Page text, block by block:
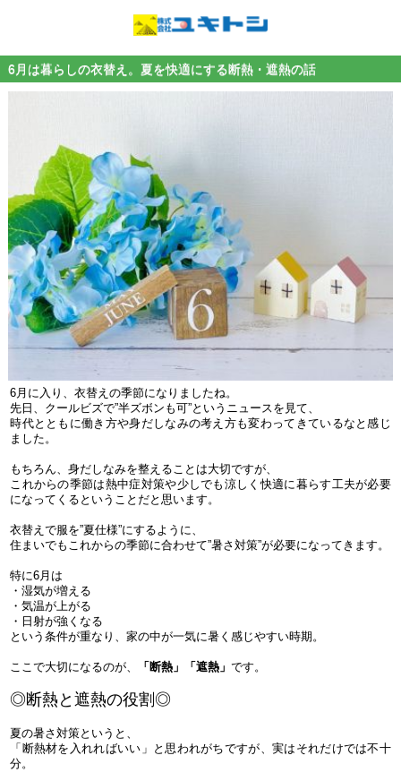
6月は暮らしの衣替え。夏を快適にする断熱・遮熱の話
6月に入り、衣替えの季節になりましたね。
先日、クールビズで”半ズボンも可”というニュースを見て、
時代とともに働き方や身だしなみの考え方も変わってきているなと感じ
ました。
もちろん、身だしなみを整えることは大切ですが、
これからの季節は熱中症対策や少しでも涼しく快適に暮らす工夫が必要
になってくるということだと思います。
衣替えで服を”夏仕様”にするように、
住まいでもこれからの季節に合わせて”暑さ対策”が必要になってきます。
特に6月は
・湿気が増える
・気温が上がる
・日射が強くなる
という条件が重なり、家の中が一気に暑く感じやすい時期。
ここで大切になるのが、 「断熱」「遮熱」です。
◎断熱と遮熱の役割◎
夏の暑さ対策というと、
「断熱材を入れればいい」と思われがちですが、実はそれだけでは不十
分。